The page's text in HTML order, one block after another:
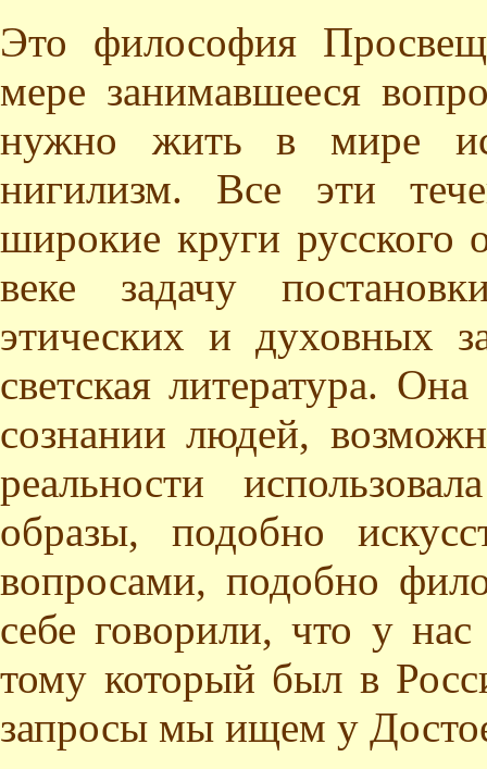
Это философия
мере занимавшееся
нужно жить в мире
нигилизм. Все эти
широкие круги русского
веке задачу
этических и духовных
светская литература.
сознании людей,
реальности
образы, подобно
вопросами, подобно
себе говорили, что у
тому который был в
запросы мы ищем у